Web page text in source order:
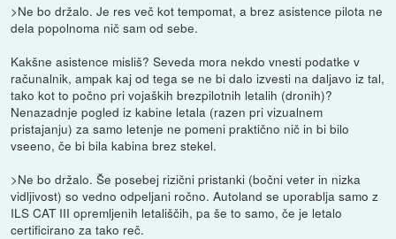
>Ne bo držalo. Je res več kot tempomat, a brez asistence pilota ne
dela popolnoma nič sam od sebe.
Kakšne asistence misliš? Seveda mora nekdo vnesti podatke v
računalnik, ampak kaj od tega se ne bi dalo izvesti na daljavo iz tal,
tako kot to počno pri vojaških brezpilotnih letalih (dronih)?
Nenazadnje pogled iz kabine letala (razen pri vizualnem
pristajanju) za samo letenje ne pomeni praktično nič in bi bilo
vseeno, če bi bila kabina brez stekel.
>Ne bo držalo. Še posebej rizični pristanki (bočni veter in nizka
vidljivost) so vedno odpeljani ročno. Autoland se uporablja samo z
ILS CAT III opremljenih letališčih, pa še to samo, če je letalo
certificirano za tako reč.